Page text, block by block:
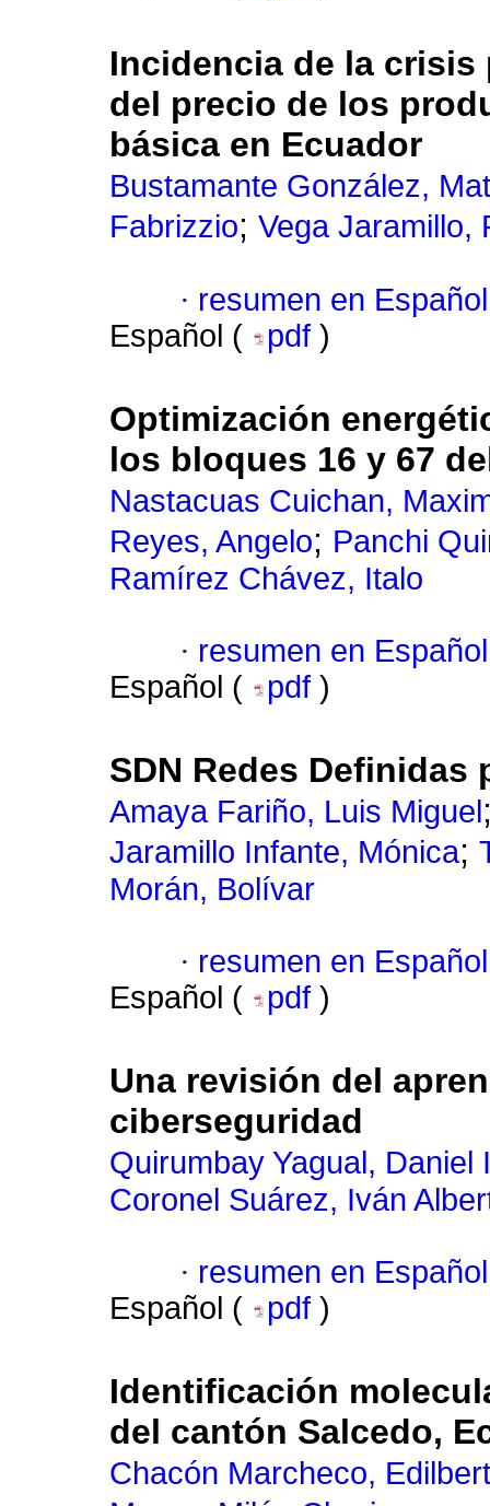
Incidencia de la crisis
del precio de los
básica en Ecuador
Bustamante González,
Fabrizzio; Vega Jaramillo,
· resumen en Español
Español (
pdf )
Optimización
los bloques 16 y 67
Nastacuas Cuichan,
Reyes, Angelo; Panchi
Ramírez Chávez, Italo
· resumen en Español
Español (
pdf )
SDN Redes Definidas
Amaya Fariño, Luis Miguel
Jaramillo Infante, Mónica;
Morán, Bolívar
· resumen en Español
Español (
pdf )
Una revisión del
ciberseguridad
Quirumbay Yagual, Daniel
Coronel Suárez, Iván
· resumen en Español
Español (
pdf )
Identificación
del cantón Salcedo,
Chacón Marcheco,